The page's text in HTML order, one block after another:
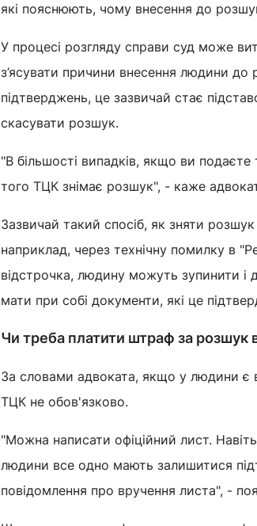
які пояснюють, чому внесення до
У процесі розгляду справи суд може
з’ясувати причини внесення людини
підтверджень, це зазвичай стає
скасувати розшук.
"В більшості випадків, якщо ви
того ТЦК знімає розшук", - каже
Зазвичай такий спосіб, як зняти
наприклад, через технічну помилку в
відстрочка, людину можуть зупинити і
мати при собі документи, які це
Чи треба платити штраф за розшук
За словами адвоката, якщо у людини є
ТЦК не обов'язково.
"Можна написати офіційний лист.
людини все одно мають залишитися
повідомлення про вручення листа", -